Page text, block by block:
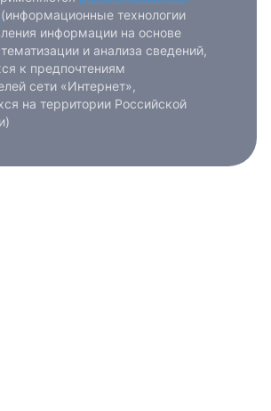
(информационные технологии
информации на основе
и анализа сведений,
к предпочтениям
сети «Интернет»,
на территории Российской